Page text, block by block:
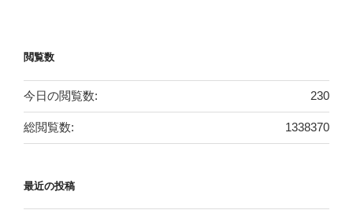
閲覧数
230
今日の閲覧数:
1338370
総閲覧数:
最近の投稿